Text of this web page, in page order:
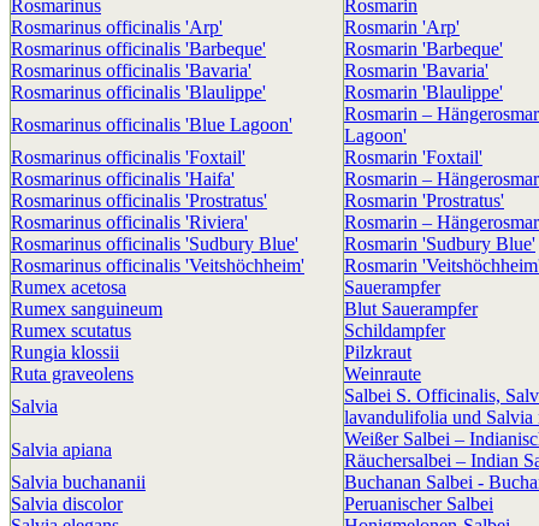
Rosmarinus
Rosmarin
Rosmarinus officinalis 'Arp'
Rosmarin 'Arp'
Rosmarinus officinalis 'Barbeque'
Rosmarin 'Barbeque'
Rosmarinus officinalis 'Bavaria'
Rosmarin 'Bavaria'
Rosmarinus officinalis 'Blaulippe'
Rosmarin 'Blaulippe'
Rosmarinus officinalis 'Blue Lagoon'
Rosmarin –
Lagoon'
Rosmarinus officinalis 'Foxtail'
Rosmarin 'Foxtail'
Rosmarinus officinalis 'Haifa'
Rosmarin –
Rosmarinus officinalis 'Prostratus'
Rosmarin 'Prostratus'
Rosmarinus officinalis 'Riviera'
Rosmarin –
Rosmarinus officinalis 'Sudbury Blue'
Rosmarin 'Sudbury Blue'
Rosmarinus officinalis 'Veitshöchheim'
Rosmarin
Rumex acetosa
Sauerampfer
Rumex sanguineum
Blut Sauerampfer
Rumex scutatus
Schildampfer
Rungia klossii
Pilzkraut
Ruta graveolens
Weinraute
Salvia
Salbei S. Officinalis,
lavandulifolia und Salvia
Salvia apiana
Weißer Salbei –
Räuchersalbei – Indian
Salvia buchananii
Buchanan Salbei -
Salvia discolor
Peruanischer Salbei